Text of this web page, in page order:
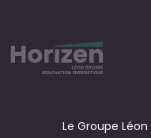
Le Groupe Léon